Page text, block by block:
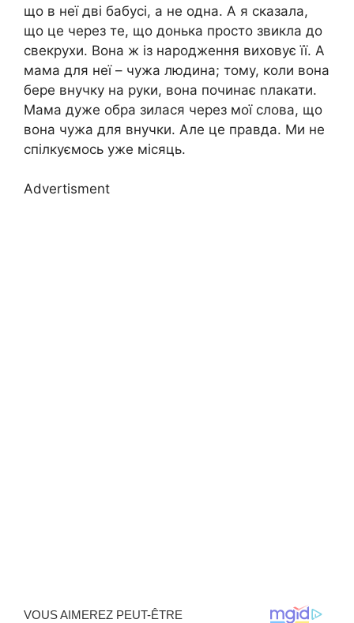
що в неї дві бабусі, а не одна. А я сказала,
що це через те, що донька просто звикла до
свекрухи. Вона ж із народження виховує її. А
мама для неї – чужа людина; тому, коли вона
бере внучку на руки, вона починає nлакати.
Мама дуже обра зилася через мої слова, що
вона чужа для внучки. Але це правда. Ми не
спілкуємось уже місяць.
Advertisment